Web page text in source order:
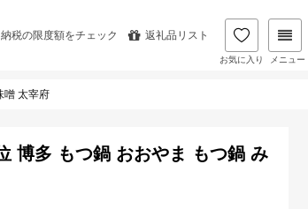
税の限度額をチェック 返礼品リスト
お気に入り メニュー
噌 太宰府
博多 もつ鍋 おおやま もつ鍋 み